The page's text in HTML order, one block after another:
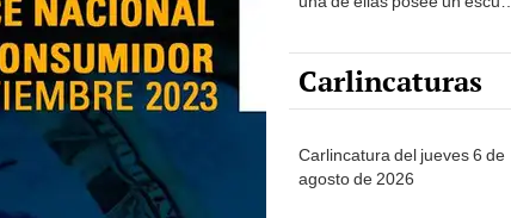
Carlincaturas
Carlincatura del jueves 6 de
agosto de 2026